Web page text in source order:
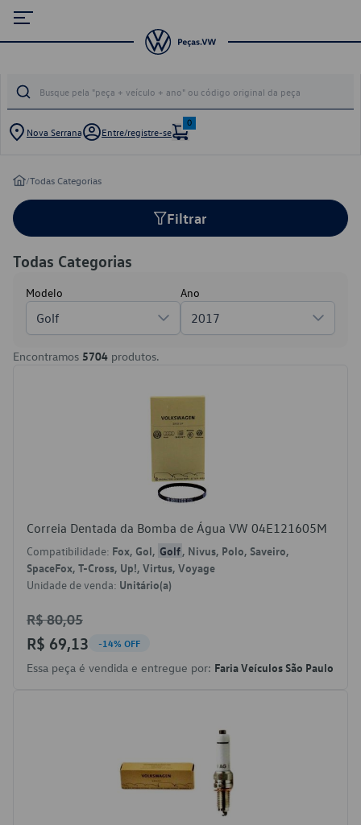
Nova Serrana Entre/registre-se
0
/Todas Categorias
Filtrar
Todas Categorias
Modelo
Golf
Ano
2017
Encontramos 5704 produtos.
Correia Dentada da Bomba de Água VW 04E121605M
Compatibilidade: Fox, Gol, Golf, Nivus, Polo, Saveiro,
SpaceFox, T-Cross, Up!, Virtus, Voyage
Unidade de venda: Unitário(a)
R$ 80,05
R$ 69,13 -14% OFF
Essa peça é vendida e entregue por: Faria Veículos São Paulo